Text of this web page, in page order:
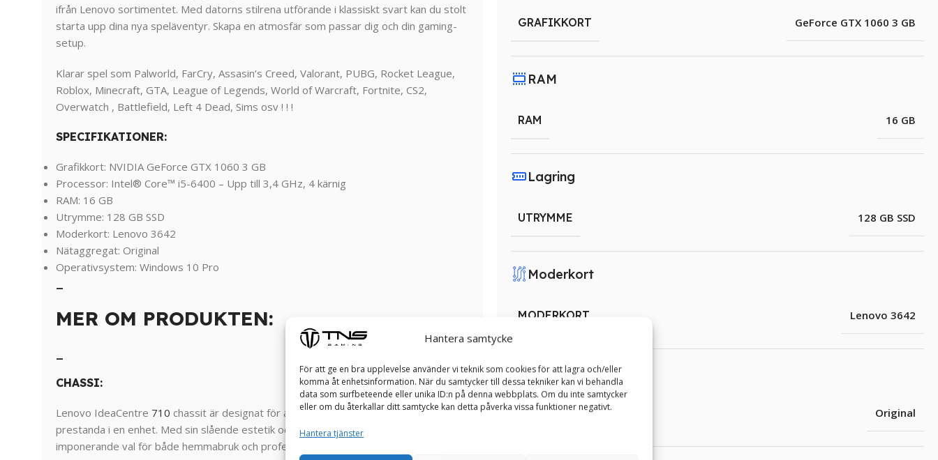
Hantera samtycke
För att ge en bra upplevelse använder vi teknik som cookies för att lagra och/eller
komma åt enhetsinformation. När du samtycker till dessa tekniker kan vi behandla
data som surfbeteende eller unika ID:n på denna webbplats. Om du inte samtycker
eller om du återkallar ditt samtycke kan detta påverka vissa funktioner negativt.
Hantera tjänster
ifrån Lenovo sortimentet. Med datorns stilrena utförande i klassiskt svart kan du stolt
starta upp dina nya speläventyr. Skapa en atmosfär som passar dig och din gaming-
setup.
Klarar spel som Palworld, FarCry, Assasin’s Creed, Valorant, PUBG, Rocket League,
Roblox, Minecraft, GTA, League of Legends, World of Warcraft, Fortnite, CS2,
Overwatch , Battlefield, Left 4 Dead, Sims osv ! ! !
SPECIFIKATIONER:
Grafikkort: NVIDIA GeForce GTX 1060 3 GB
Processor: Intel® Core™ i5-6400 – Upp till 3,4 GHz, 4 kärnig
RAM: 16 GB
Utrymme: 128 GB SSD
Moderkort: Lenovo 3642
Nätaggregat: Original
Operativsystem: Windows 10 Pro
MER OM PRODUKTEN:
CHASSI:
Lenovo IdeaCentre 710 chassit är designat för att kombinera stil, funktionalitet och
prestanda i en enhet. Med sin slående estetik och robusta konstruktion är det ett
imponerande val för både hemmabruk och professionellt arbete.
GRAFIKKORT GeForce GTX 1060 3 GB
RAM
RAM 16 GB
Lagring
UTRYMME 128 GB SSD
Moderkort
MODERKORT Lenovo 3642
PSU
PSU Original